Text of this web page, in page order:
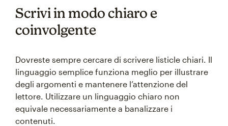
Scrivi in modo chiaro e
coinvolgente
Dovreste sempre cercare di scrivere listicle chiari. Il
linguaggio semplice funziona meglio per illustrare
degli argomenti e mantenere l’attenzione del
lettore. Utilizzare un linguaggio chiaro non
equivale necessariamente a banalizzare i
contenuti.